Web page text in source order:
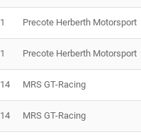
1 Precote Herberth Motorsport
1 Precote Herberth Motorsport
14 MRS GT-Racing
14 MRS GT-Racing